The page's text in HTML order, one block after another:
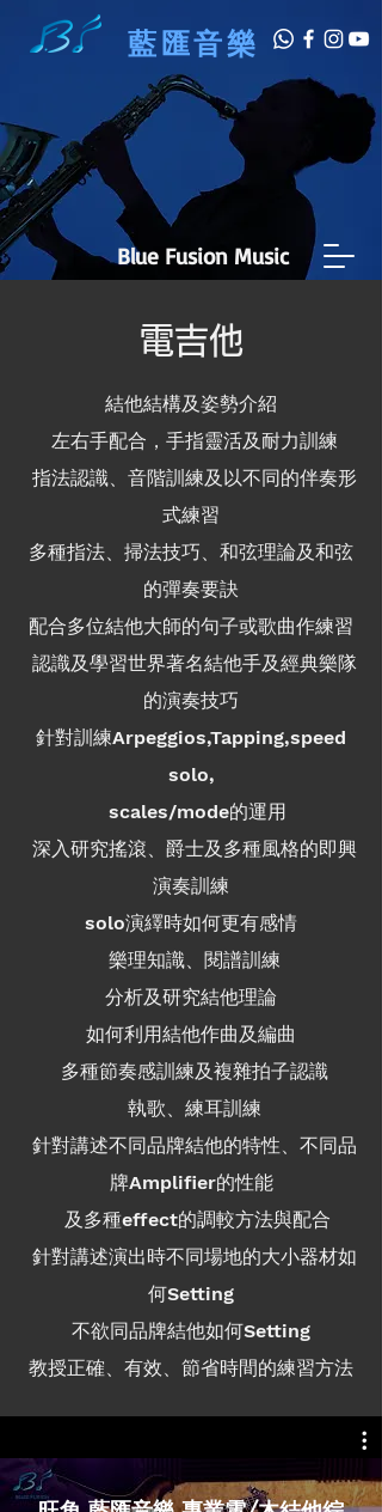
藍匯音樂
Blue Fusion Music
電吉他
結他結構及姿勢介紹
左右手配合，手指靈活及耐力訓練
指法認識、音階訓練及以不同的伴奏形
式練習
多種指法、掃法技巧、和弦理論及和弦
的彈奏要訣
配合多位結他大師的句子或歌曲作練習
認識及學習世界著名結他手及經典樂隊
的演奏技巧
針對訓練Arpeggios,Tapping,speed
solo,
scales/mode的運用
深入研究搖滾、爵士及多種風格的即興
演奏訓練
solo演繹時如何更有感情
樂理知識、閱譜訓練
分析及研究結他理論
如何利用結他作曲及編曲
多種節奏感訓練及複雜拍子認識
執歌、練耳訓練
針對講述不同品牌結他的特性、不同品
牌Amplifier的性能
及多種effect的調較方法與配合
針對講述演出時不同場地的大小器材如
何Setting
不欲同品牌結他如何Setting
教授正確、有效、節省時間的練習方法